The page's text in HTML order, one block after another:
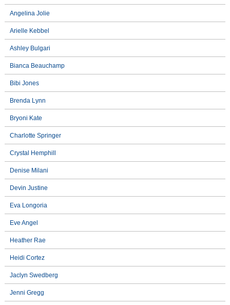
Angelina Jolie
Arielle Kebbel
Ashley Bulgari
Bianca Beauchamp
Bibi Jones
Brenda Lynn
Bryoni Kate
Charlotte Springer
Crystal Hemphill
Denise Milani
Devin Justine
Eva Longoria
Eve Angel
Heather Rae
Heidi Cortez
Jaclyn Swedberg
Jenni Gregg